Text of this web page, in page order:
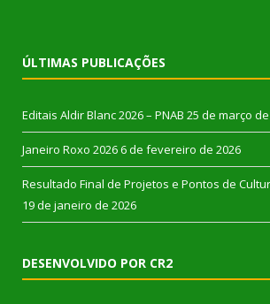
ÚLTIMAS PUBLICAÇÕES
Editais Aldir Blanc 2026 – PNAB 25 de março
Janeiro Roxo 2026 6 de fevereiro de 2026
Resultado Final de Projetos e Pontos de
19 de janeiro de 2026
DESENVOLVIDO POR CR2